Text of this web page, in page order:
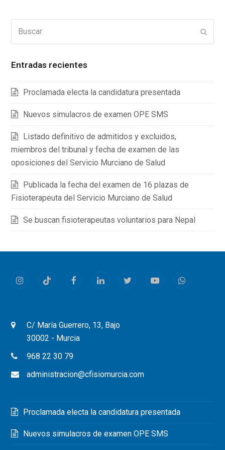
Entradas recientes
Proclamada electa la candidatura presentada
Nuevos simulacros de examen OPE SMS
Listado definitivo de admitidos y excluidos,
miembros del tribunal y fecha de examen de las
oposiciones del Servicio Murciano de Salud
Publicada la fecha del examen de 16 plazas de
Fisioterapeuta del Servicio Murciano de Salud
Se buscan fisioterapeutas voluntarios para Nepal
InstagramTiktok FacebookLinkedInTwitterYoutubeWhatsapp
C/ María Guerrero, 13, Bajo
30002 - Murcia
968 22 30 79
administracion@cfisiomurcia.com
Proclamada electa la candidatura presentada
Nuevos simulacros de examen OPE SMS